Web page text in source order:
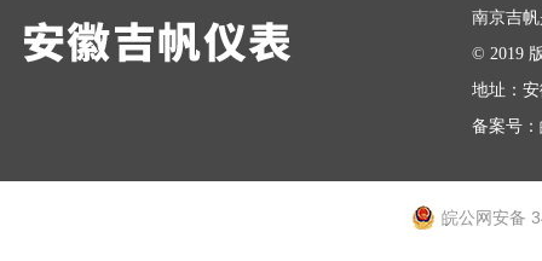
南京吉
© 2019
地址：
备案号：
皖公网安备